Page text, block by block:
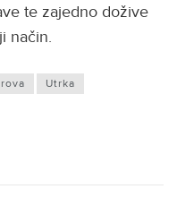
te zajedno dožive
način.
Utrka